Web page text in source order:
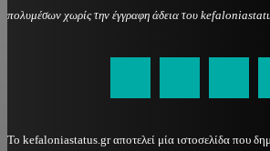
πολυμέσων χωρίς την έγγραφη άδεια του
Το kefaloniastatus.gr αποτελεί μία ιστοσελίδα που